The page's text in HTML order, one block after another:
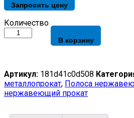
Запросить цену
Полоса
нержавеющая
AISI
304
г/
к,
Количество
В корзину
Артикул: 181d41c0d508
металлопрокат, Полоса
нержавеющий прокат